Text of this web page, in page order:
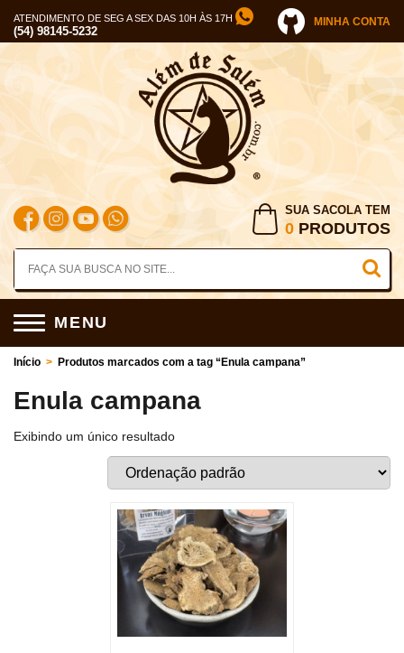
ATENDIMENTO DE SEG A SEX DAS 10H ÀS 17H
(54) 98145-5232
MINHA CONTA
SUA SACOLA TEM
0 PRODUTOS
MENU
Início > Produtos marcados com a tag “Enula campana”
Enula campana
Exibindo um único resultado